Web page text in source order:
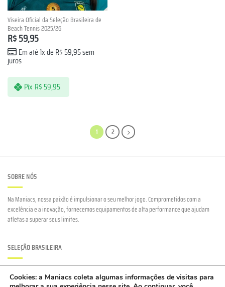
Viseira Oficial da Seleção Brasileira de
Beach Tennis 2025/26
R$59,95
Em até 1x de R$ 59,95sem
juros
Pix R$ 59,95
1 2
SOBRE NÓS
Na Maniacs, nossa paixão é impulsionar o seu melhor jogo. Comprometidos com a
excelência e a inovação, fornecemos equipamentos de alta performance que ajudam
atletas a superar seus limites.
SELEÇÃO BRASILEIRA
Brasileira de Beach Tennis e também marca patrocinadora dos melhores atletas de
Cookies: a Maniacs coleta algumas informações de visitas para